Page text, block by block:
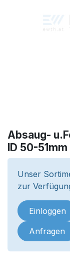
Absaug-
ID 50-
Unser
zur
Einloggen
Anfragen